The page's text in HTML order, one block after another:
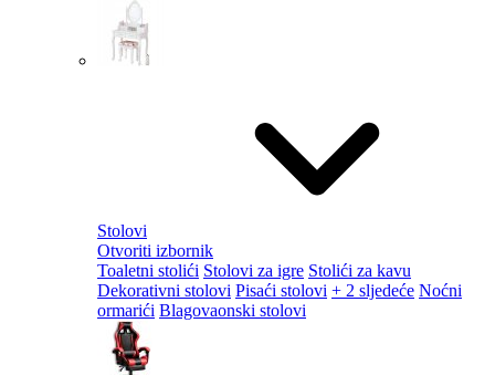
Stolovi
Otvoriti izbornik
Toaletni stolići Stolovi za igre Stolići za kavu
Dekorativni stolovi Pisaći stolovi + 2 sljedeće Noćni
ormarići Blagovaonski stolovi